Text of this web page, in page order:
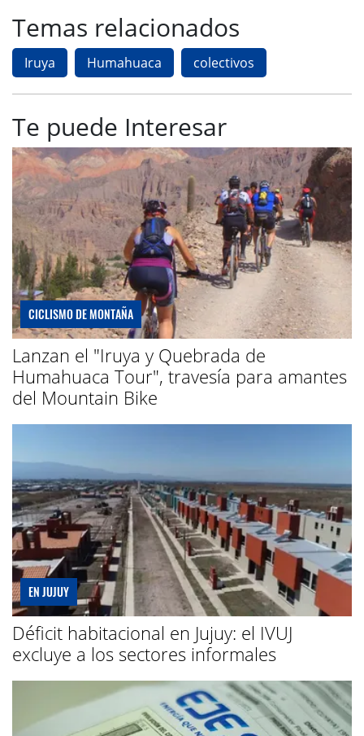
Temas relacionados
Iruya Humahuaca colectivos
Te puede Interesar
CICLISMO DE MONTAÑA
Lanzan el "Iruya y Quebrada de
Humahuaca Tour", travesía para amantes
del Mountain Bike
EN JUJUY
Déficit habitacional en Jujuy: el IVUJ
excluye a los sectores informales